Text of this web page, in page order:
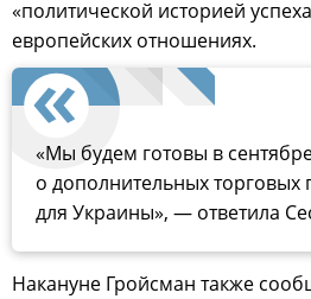
«политической историей
европейских отношениях.
«Мы будем готовы в
о дополнительных торговых
для Украины», — ответила
Накануне Гройсман также